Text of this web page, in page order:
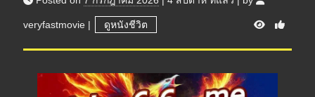
veryfastmovie | ดูหนังชีวิต V
i
e